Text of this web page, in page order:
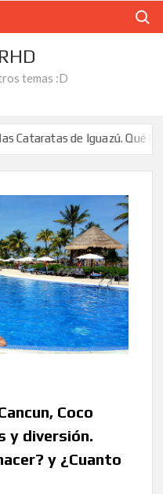
temas :D
Qué hacer y cuanto cuesta?
Coco
y diversión.
y ¿Cuanto